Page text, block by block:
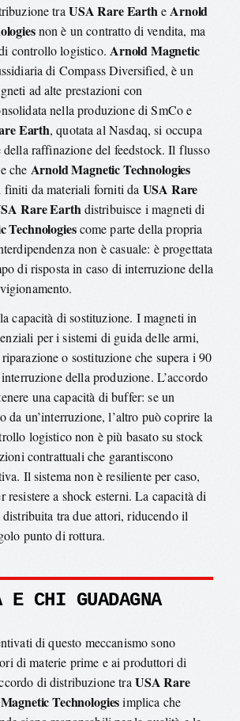
tra USA Rare Earth e Arnold
non è un contratto di vendita, ma
controllo logistico. Arnold Magnetic
di Compass Diversified, è un
ad alte prestazioni con
nella produzione di SmCo e
Earth, quotata al Nasdaq, si occupa
della raffinazione del feedstock. Il flusso
che Arnold Magnetic Technologies
finiti da materiali forniti da USA Rare
Rare Earth distribuisce i magneti di
Technologiescome parte della propria
non è casuale: è progettata
di risposta in caso di interruzione della
capacità di sostituzione. I magneti in
per i sistemi di guida delle armi,
o sostituzione che supera i 90
della produzione. L’accordo
una capacità di buffer: se un
da un’interruzione, l’altro può coprire la
logistico non è più basato su stock
contrattuali che garantiscono
Il sistema non è resiliente per caso,
resistere a shock esterni. La capacità di
distribuita tra due attori, riducendo il
punto di rottura.
E CHI GUADAGNA
di questo meccanismo sono
di materie prime e ai produttori di
di distribuzione traUSA Rare
Technologiesimplica che